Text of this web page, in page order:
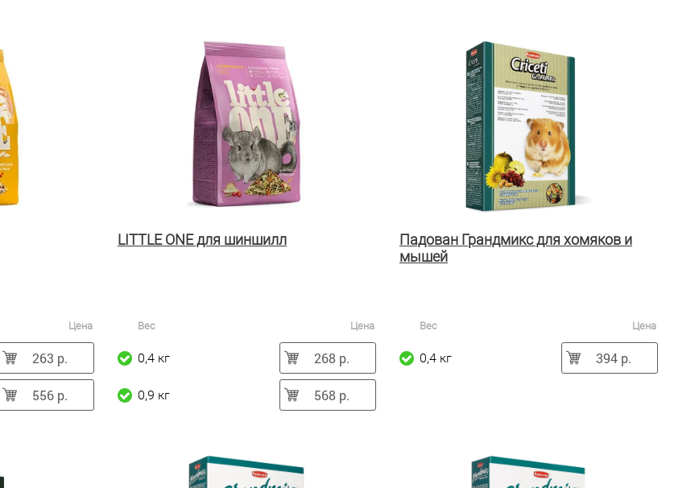
Цена
263 р.
556 р.
LITTLE ONE для шиншилл
Вес Цена
0,4 кг 268 р.
0,9 кг 568 р.
Падован Грандмикс для хомяков и
мышей
Вес Цена
0,4 кг 394 р.